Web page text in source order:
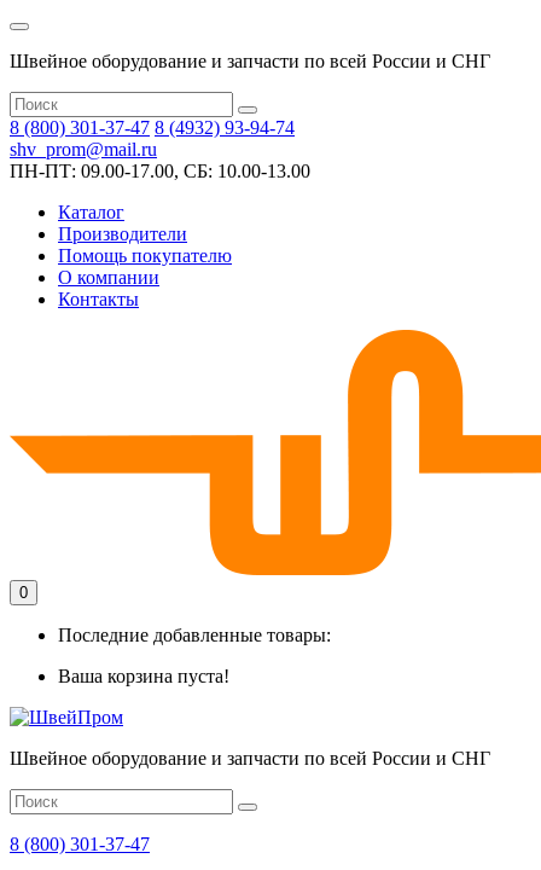
Швейное оборудование и запчасти по всей России и СНГ
8 (800) 301-37-47 8 (4932) 93-94-74
shv_prom@mail.ru
ПН-ПТ: 09.00-17.00, СБ: 10.00-13.00
Каталог
Производители
Помощь покупателю
О компании
Контакты
0
Последние добавленные товары:
Ваша корзина пуста!
Швейное оборудование и запчасти по всей России и СНГ
8 (800) 301-37-47